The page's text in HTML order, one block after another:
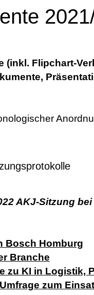
(inkl. Flipchart-
AKJ-Sitzung
Bosch Homburg
Branche
zu KI in Logistik,
zum